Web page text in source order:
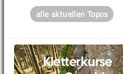
alle aktuellen Topos